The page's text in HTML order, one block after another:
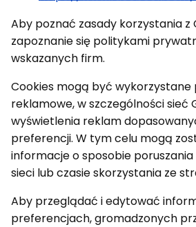
Aby poznać zasady korzystania z
zapoznanie się politykami
wskazanych firm.
Cookies mogą być wykorzystane
reklamowe, w szczególności sieć
wyświetlenia reklam
preferencji. W tym celu mogą
informacje o sposobie poruszania
sieci lub czasie skorzystania ze
Aby przeglądać i edytować
preferencjach, gromadzonych